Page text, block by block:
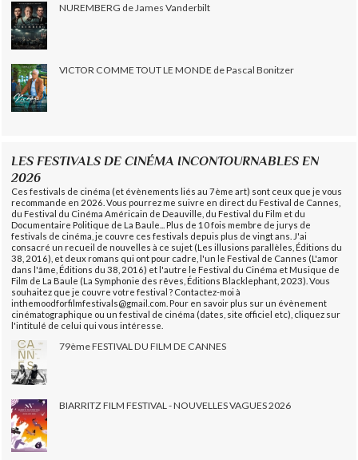
NUREMBERG de James Vanderbilt
VICTOR COMME TOUT LE MONDE de Pascal Bonitzer
LES FESTIVALS DE CINÉMA INCONTOURNABLES EN
2026
Ces festivals de cinéma (et évènements liés au 7ème art) sont ceux que je vous
recommande en 2026. Vous pourrez me suivre en direct du Festival de Cannes,
du Festival du Cinéma Américain de Deauville, du Festival du Film et du
Documentaire Politique de La Baule... Plus de 10 fois membre de jurys de
festivals de cinéma, je couvre ces festivals depuis plus de vingt ans. J'ai
consacré un recueil de nouvelles à ce sujet (Les illusions parallèles, Éditions du
38, 2016), et deux romans qui ont pour cadre, l'un le Festival de Cannes (L'amor
dans l'âme, Éditions du 38, 2016) et l'autre le Festival du Cinéma et Musique de
Film de La Baule (La Symphonie des rêves, Éditions Blacklephant, 2023). Vous
souhaitez que je couvre votre festival ? Contactez-moi à
inthemoodforfilmfestivals@gmail.com. Pour en savoir plus sur un évènement
cinématographique ou un festival de cinéma (dates, site officiel etc), cliquez sur
l'intitulé de celui qui vous intéresse.
79ème FESTIVAL DU FILM DE CANNES
BIARRITZ FILM FESTIVAL - NOUVELLES VAGUES 2026